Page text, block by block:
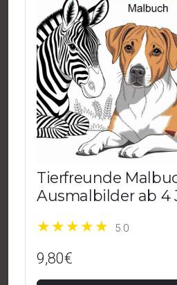
Tierfreunde
Ausmalbilder ab 4
5.0
9,80€